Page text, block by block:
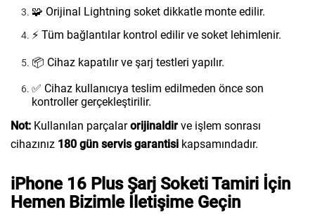
🧩 Orijinal Lightning soket dikkatle monte edilir.
⚡ Tüm bağlantılar kontrol edilir ve soket lehimlenir.
📦 Cihaz kapatılır ve şarj testleri yapılır.
✅ Cihaz kullanıcıya teslim edilmeden önce son
kontroller gerçekleştirilir.
Not: Kullanılan parçalarorijinaldir ve işlem sonrası
cihazınız 180 gün servis garantisi kapsamındadır.
iPhone 16 Plus Şarj Soketi Tamiri İçin
Hemen Bizimle İletişime Geçin